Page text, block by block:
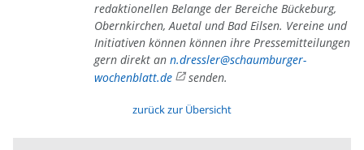
redaktionellen Belange der Bereiche Bückeburg,
Obernkirchen, Auetal und Bad Eilsen. Vereine und
Initiativen können können ihre Pressemitteilungen
gern direkt an n.dressler@schaumburger-
wochenblatt.de
senden.
zurück zur Übersicht